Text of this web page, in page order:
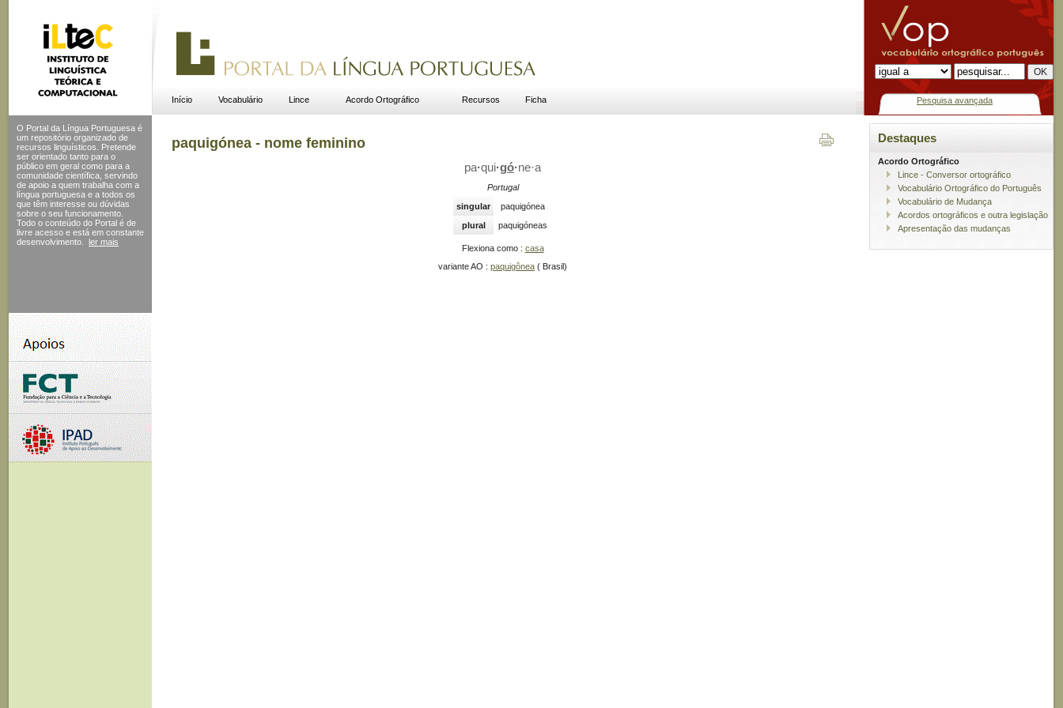
Início Vocabulário Lince Acordo Ortográfico Recursos Ficha Pesquisa avançada
O Portal da Língua Portuguesa é
um repositório organizado de
recursos linguísticos. Pretende
ser orientado tanto para o
público em geral como para a
comunidade científica, servindo
de apoio a quem trabalha com a
língua portuguesa e a todos os
que têm interesse ou dúvidas
sobre o seu funcionamento.
Todo o conteúdo do Portal é de
livre acesso e está em constante
desenvolvimento.
ler mais
paquigónea - nome feminino
pa·qui·gó·ne·a
Portugal
singular
paquigónea
plural
paquigóneas
Flexiona como : casa
variante AO : paquigônea ( Brasil)
Destaques
Acordo Ortográfico
Lince - Conversor ortográfico
Vocabulário Ortográfico do Português
Vocabulário de Mudança
Acordos ortográficos e outra legislação
Apresentação das mudanças